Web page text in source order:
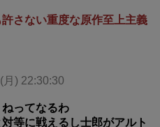
さない重度な原作至上主義
月) 22:30:30
ってなるわ
等に戦えるし士郎がアルト